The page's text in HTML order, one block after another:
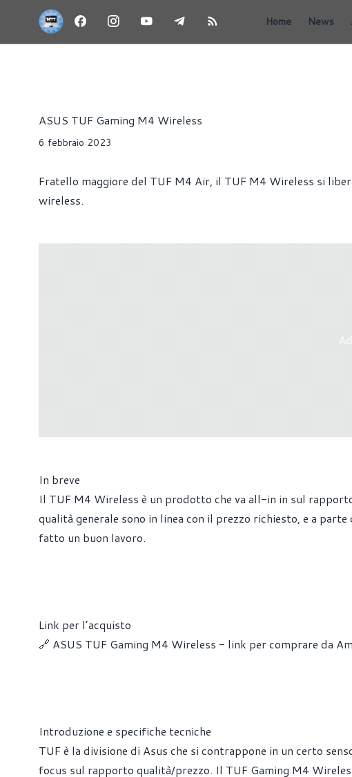
Home News
ASUS TUF Gaming M4 Wireless
6 febbraio 2023
Fratello maggiore del TUF M4 Air, il TUF M4 Wireless si
wireless.
In breve
Il TUF M4 Wireless è un prodotto che va all-in in sul
qualità generale sono in linea con il prezzo richiesto, e a
fatto un buon lavoro.
Link per l’acquisto
🔗 ASUS TUF Gaming M4 Wireless - link per comprare da
Introduzione e specifiche tecniche
TUF è la divisione di Asus che si contrappone in un certo
focus sul rapporto qualità/prezzo. Il TUF Gaming M4